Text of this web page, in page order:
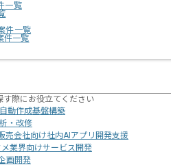
一覧
件一覧
件一覧
す際にお役立てください
動作成基盤構築
・改修
売会社向け社内AIアプリ開発支援
業界向けサービス開発
画開発